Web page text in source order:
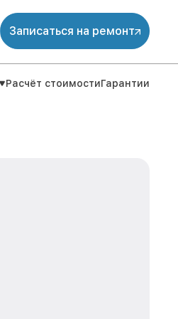
Записаться на ремонт
Расчёт стоимостиГарантии